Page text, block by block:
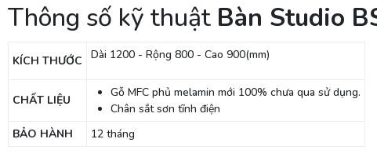
Thông số kỹ thuật Bàn Studio
KÍCH THƯỚC Dài 1200 - Rộng 800 - Cao 900(mm)
CHẤT LIỆU
Gỗ MFC phủ melamin mới 100% chưa qua sử dụng.
Chân sắt sơn tĩnh điện
BẢO HÀNH
12 tháng